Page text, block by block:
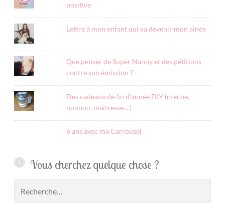
positive
Lettre à mon enfant qui va devenir mon ainée
Que penser de Super Nanny et des pétitions
contre son émission ?
Des cadeaux de fin d'année DIY (crèche,
nounou, maitresse....)
6 ans avec ma Carrousel
Vous cherchez quelque chose ?